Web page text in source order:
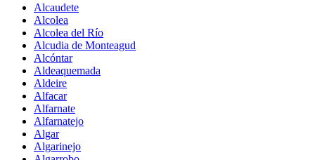
Alcaudete
Alcolea
Alcolea del Río
Alcudia de Monteagud
Alcóntar
Aldeaquemada
Aldeire
Alfacar
Alfarnate
Alfarnatejo
Algar
Algarinejo